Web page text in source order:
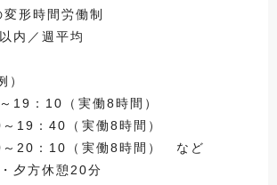
形時間労働制
内／週平均
）
：10（実働8時間）
19：40（実働8時間）
20：10（実働8時間） など
夕方休憩20分